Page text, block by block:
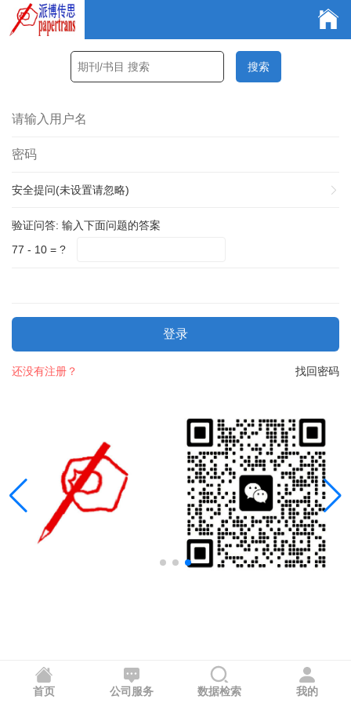
安全提问(未设置请忽略)
验证问答: 输入下面问题的答案
77 - 10 = ?
登录
找回密码
还没有注册？
首页 公司服务 数据检索 我的